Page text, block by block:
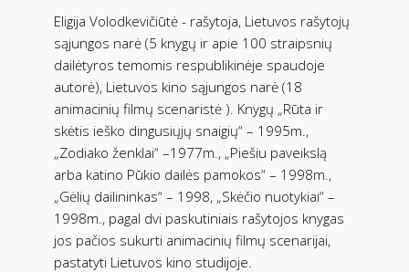
Eligija Volodkevičiūtė - rašytoja, Lietuvos rašytojų
sąjungos narė (5 knygų ir apie 100 straipsnių
dailėtyros temomis respublikinėje spaudoje
autorė), Lietuvos kino sąjungos narė (18
animacinių filmų scenaristė ). Knygų „Rūta ir
skėtis ieško dingusiųjų snaigių“ – 1995m.,
„Zodiako ženklai“ –1977m., „Piešiu paveikslą
arba katino Pūkio dailės pamokos“ – 1998m.,
„Gėlių dailininkas“ – 1998, „Skėčio nuotykiai“ –
1998m., pagal dvi paskutiniais rašytojos knygas
jos pačios sukurti animacinių filmų scenarijai,
pastatyti Lietuvos kino studijoje.